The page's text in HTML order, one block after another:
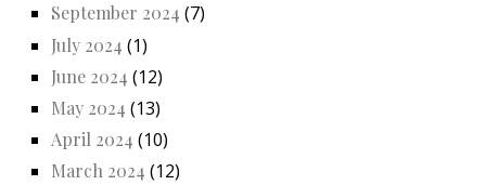
September 2024 (7)
July 2024 (1)
June 2024 (12)
May 2024 (13)
April 2024 (10)
March 2024 (12)